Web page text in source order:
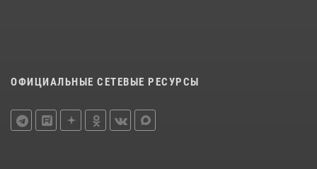
ОФИЦИАЛЬНЫЕ СЕТЕВЫЕ РЕСУРСЫ